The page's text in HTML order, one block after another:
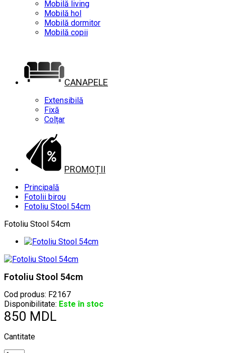
Mobilă living
Mobilă hol
Mobilă dormitor
Mobilă copii
CANAPELE
Extensibilă
Fixă
Colțar
PROMOȚII
Principală
Fotolii birou
Fotoliu Stool 54cm
Fotoliu Stool 54cm
Fotoliu Stool 54cm
Cod produs: F2167
Disponibilitate: Este în stoc
850 MDL
Cantitate